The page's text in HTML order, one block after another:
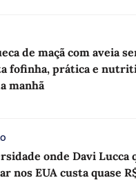
de maçã com aveia
fofinha, prática e
manhã
onde Davi Lucca
nos EUA custa quase